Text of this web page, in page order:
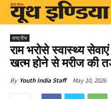
राष्ट्रीय
राम भरोसे स्वास्थ्य
खत्म होने से मरीज की
By Youth India Staff May 10, 2026